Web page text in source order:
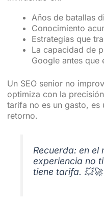
Años de batallas
Conocimiento
Estrategias que
La capacidad de
Google antes
Un SEO senior no
optimiza con la
tarifa no es un gasto, es
retorno.
Recuerda: en el
experiencia no
tiene tarifa. 💥🚀